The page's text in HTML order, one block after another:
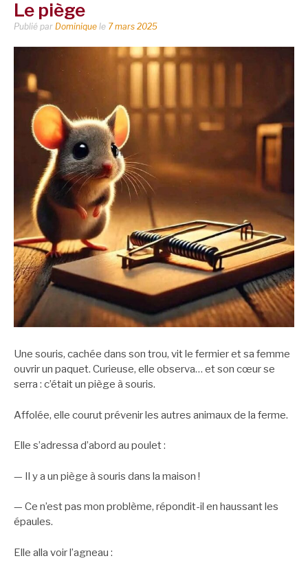
Le piège
Publié par Dominique le 7 mars 2025
Une souris, cachée dans son trou, vit le fermier et sa femme
ouvrir un paquet. Curieuse, elle observa… et son cœur se
serra : c’était un piège à souris.
Affolée, elle courut prévenir les autres animaux de la ferme.
Elle s’adressa d’abord au poulet :
— Il y a un piège à souris dans la maison !
— Ce n’est pas mon problème, répondit-il en haussant les
épaules.
Elle alla voir l’agneau :